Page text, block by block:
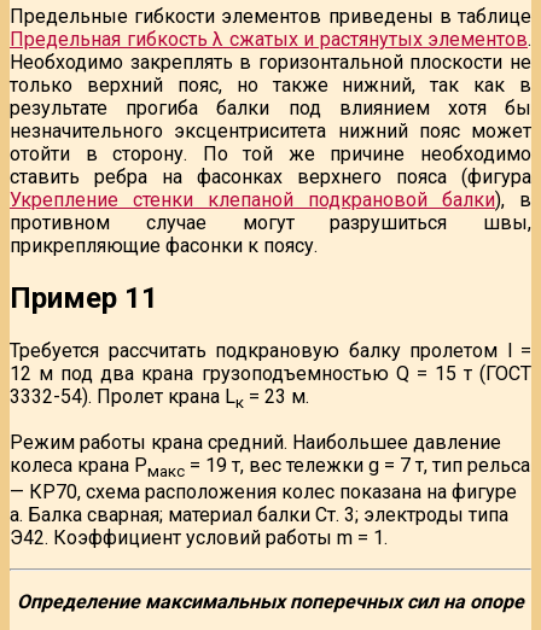
Предельные гибкости элементов приведены в таблице
Предельная гибкость λ сжатых и растянутых элементов.
Необходимо закреплять в горизонтальной плоскости не
только верхний пояс, но также нижний, так как в
результате прогиба балки под влиянием хотя бы
незначительного эксцентриситета нижний пояс может
отойти в сторону. По той же причине необходимо
ставить ребра на фасонках верхнего пояса (фигура
Укрепление стенки клепаной подкрановой балки), в
противном случае могут разрушиться швы,
прикрепляющие фасонки к поясу.
Пример 11
Требуется рассчитать подкрановую балку пролетом l =
12 м под два крана грузоподъемностью Q = 15 т (ГОСТ
3332-54). Пролет крана Lк = 23 м.
Режим работы крана средний. Наибольшее давление
колеса крана Рмакс = 19 т, вес тележки g = 7 т, тип рельса
— КР70, схема расположения колес показана на фигуре
а. Балка сварная; материал балки Ст. 3; электроды типа
Э42. Коэффициент условий работы m = 1.
Определение максимальных поперечных сил на опоре